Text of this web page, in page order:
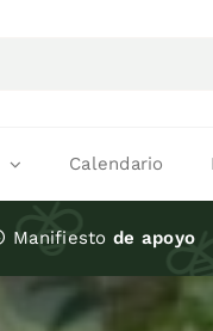
Calendario
Manifiesto de apoyo